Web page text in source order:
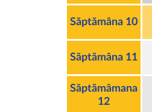
Săptămâna 10
Săptămâna 11
Săptămâmana
12